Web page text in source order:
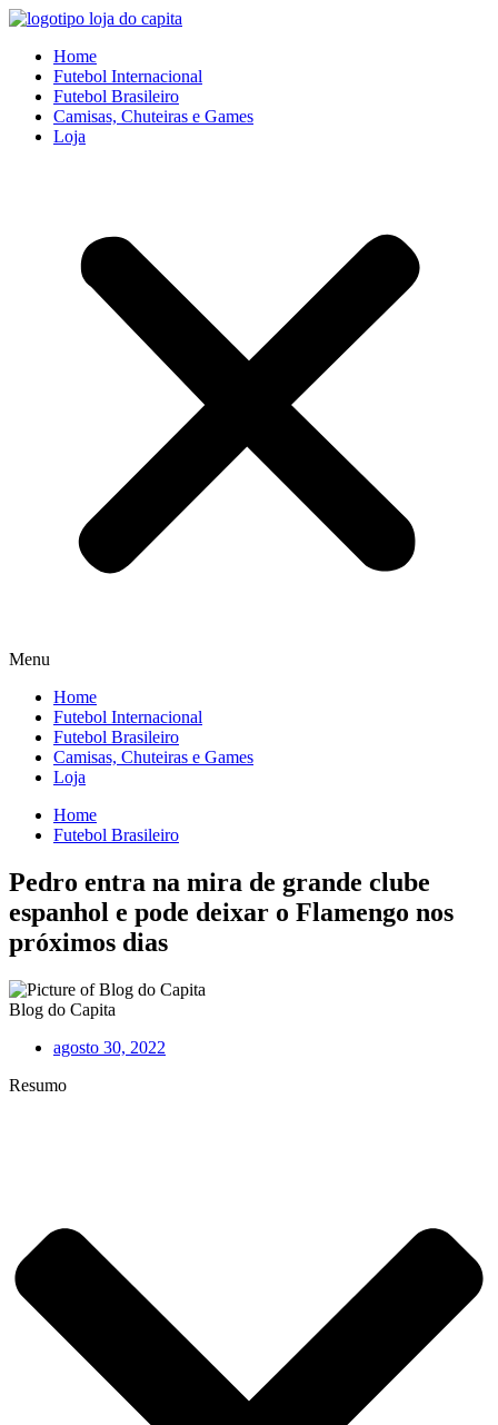
Ir
conteúdo
Home
Futebol Internacional
Futebol Brasileiro
Camisas, Chuteiras e Games
Loja
Menu
Home
Futebol Internacional
Futebol Brasileiro
Camisas, Chuteiras e Games
Loja
Home
Futebol Brasileiro
Pedro entra na mira de grande clube
espanhol e pode deixar o Flamengo nos
próximos dias
Blog do Capita
agosto 30, 2022
Resumo